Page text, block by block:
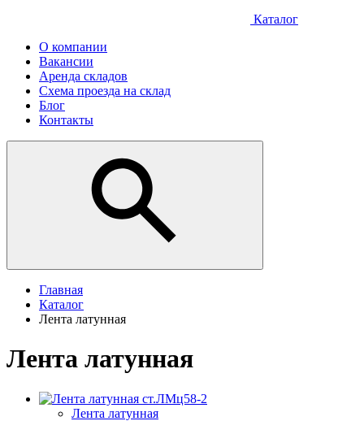
Каталог
О компании
Вакансии
Аренда складов
Схема проезда на склад
Блог
Контакты
Главная
Каталог
Лента латунная
Лента латунная
Лента латунная